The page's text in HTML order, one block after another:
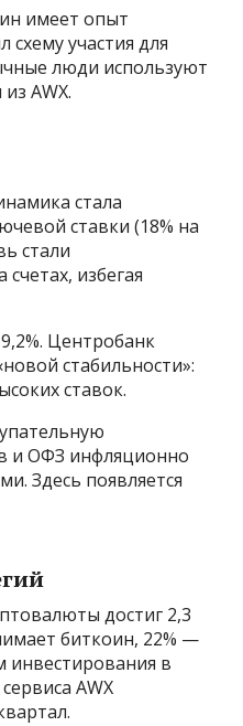
имеет опыт
участия для
люди используют
AWX.
стала
ставки (18% на
стали
избегая
Центробанк
стабильности»:
ставок.
и ОФЗ инфляционно
Здесь появляется
достиг 2,3
биткоин, 22% —
инвестирования в
AWX